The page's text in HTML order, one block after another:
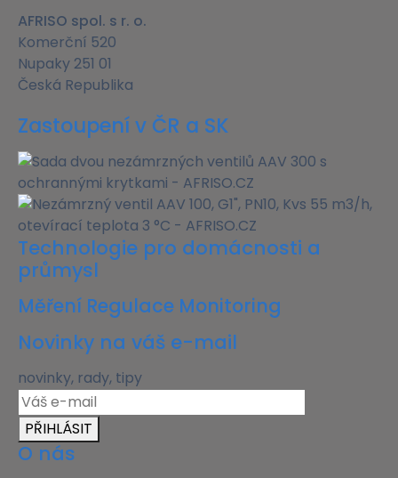
AFRISO spol. s r. o.
Komerční 520
Nupaky 251 01
Česká Republika
Zastoupení v ČR a SK
Technologie pro domácnosti a
průmysl
Měření Regulace Monitoring
Novinky na váš e-mail
novinky, rady, tipy
PŘIHLÁSIT
O nás